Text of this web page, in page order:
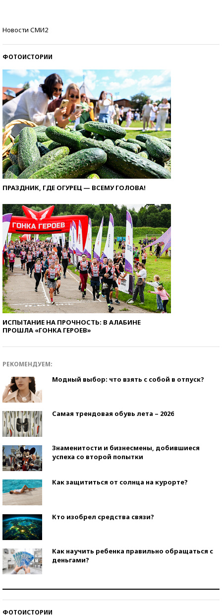
Новости СМИ2
ФОТОИСТОРИИ
ПРАЗДНИК, ГДЕ ОГУРЕЦ — ВСЕМУ ГОЛОВА!
ИСПЫТАНИЕ НА ПРОЧНОСТЬ: В АЛАБИНЕ
ПРОШЛА «ГОНКА ГЕРОЕВ»
РЕКОМЕНДУЕМ:
Модный выбор: что взять с собой в отпуск?
Самая трендовая обувь лета – 2026
Знаменитости и бизнесмены, добившиеся
успеха со второй попытки
Как защититься от солнца на курорте?
Кто изобрел средства связи?
Как научить ребенка правильно обращаться с
деньгами?
ФОТОИСТОРИИ